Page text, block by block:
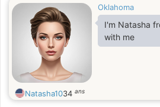
Oklahoma
I'm Natasha
with me
Natasha1034 ans